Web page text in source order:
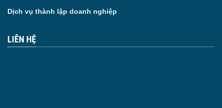
Dịch vụ thành lập doanh nghiệp
LIÊN HỆ